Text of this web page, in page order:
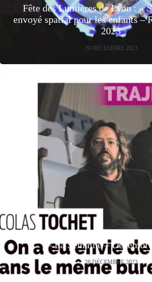
Fête des Lumières de Lyon : «
envoyé spatial pour les enfants –
2023
29 DÉCEMBRE 2023
« On a eu envie de bosser dans le
– La Semaine –
28 DÉCEMBRE 2023